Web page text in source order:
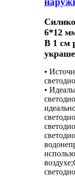
6*12
В 1 см
•
•